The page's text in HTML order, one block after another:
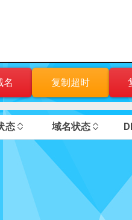
名 复制超时
态 域名状态